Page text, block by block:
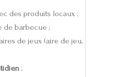
des produits locaux ;
de barbecue ;
de jeux (aire de jeu,
;